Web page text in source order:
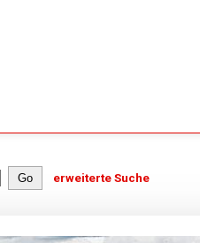
erweiterte Suche